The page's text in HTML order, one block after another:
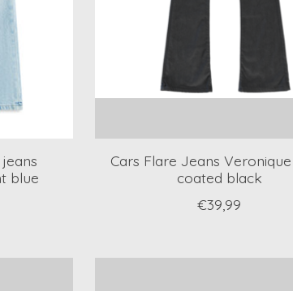
blue
Cars Flare Jeans
coated black
€39,99